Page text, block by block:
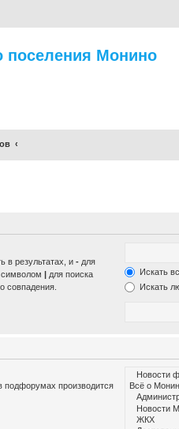
поселения Монино
в результатах, и - для
символом | для поиска
совпадения.
Искать
Искать
подфорумах производится